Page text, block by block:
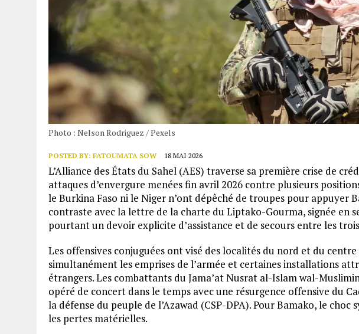
Photo : Nelson Rodriguez / Pexels
POSTED BY: FATOUMATA SOW 18 MAI 2026
L’Alliance des États du Sahel (AES) traverse sa première crise de
attaques d’envergure menées fin avril 2026 contre plusieurs
le Burkina Faso ni le Niger n’ont dépêché de troupes pour appuyer
contraste avec la lettre de la charte du Liptako-Gourma, signée en
pourtant un devoir explicite d’assistance et de secours entre les
Les offensives conjuguées ont visé des localités du nord et du
simultanément les emprises de l’armée et certaines installations
étrangers. Les combattants du Jama’at Nusrat al-Islam wal-
opéré de concert dans le temps avec une résurgence offensive du
la défense du peuple de l’Azawad (CSP-DPA). Pour Bamako, le choc
les pertes matérielles.